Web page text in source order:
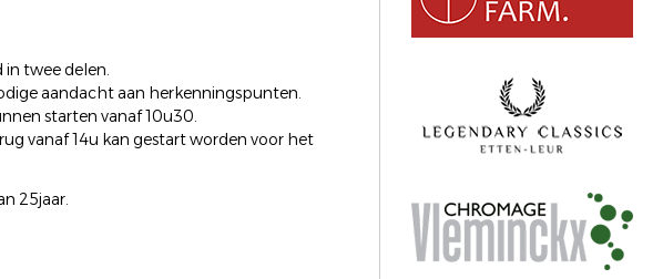
in twee delen.
aandacht aan herkenningspunten.
starten vanaf 10u30.
vanaf 14u kan gestart worden voor het
25jaar.